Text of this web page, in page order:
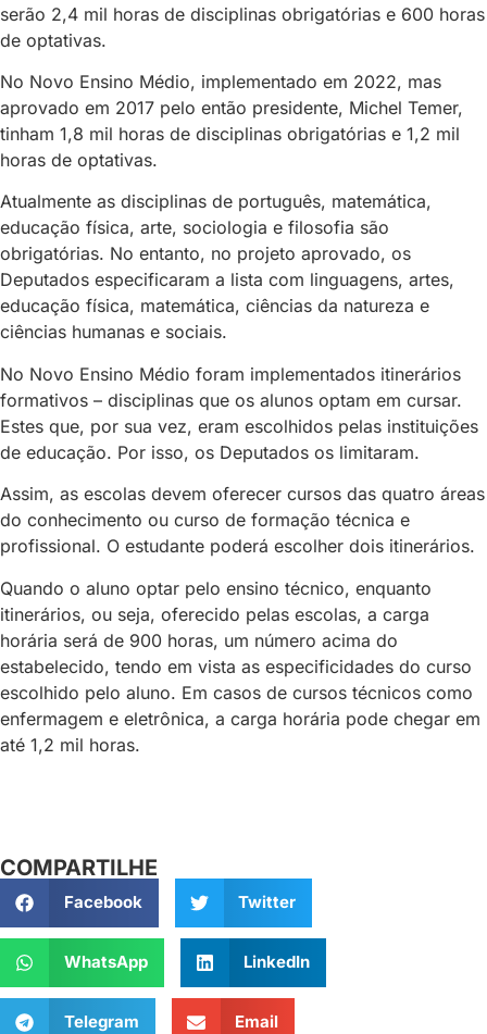
serão 2,4 mil horas de disciplinas obrigatórias e 600 horas
de optativas.
No Novo Ensino Médio, implementado em 2022, mas
aprovado em 2017 pelo então presidente, Michel Temer,
tinham 1,8 mil horas de disciplinas obrigatórias e 1,2 mil
horas de optativas.
Atualmente as disciplinas de português, matemática,
educação física, arte, sociologia e filosofia são
obrigatórias. No entanto, no projeto aprovado, os
Deputados especificaram a lista com linguagens, artes,
educação física, matemática, ciências da natureza e
ciências humanas e sociais.
No Novo Ensino Médio foram implementados itinerários
formativos – disciplinas que os alunos optam em cursar.
Estes que, por sua vez, eram escolhidos pelas instituições
de educação. Por isso, os Deputados os limitaram.
Assim, as escolas devem oferecer cursos das quatro áreas
do conhecimento ou curso de formação técnica e
profissional. O estudante poderá escolher dois itinerários.
Quando o aluno optar pelo ensino técnico, enquanto
itinerários, ou seja, oferecido pelas escolas, a carga
horária será de 900 horas, um número acima do
estabelecido, tendo em vista as especificidades do curso
escolhido pelo aluno. Em casos de cursos técnicos como
enfermagem e eletrônica, a carga horária pode chegar em
até 1,2 mil horas.
COMPARTILHE
Facebook Twitter
WhatsApp LinkedIn
Telegram Email